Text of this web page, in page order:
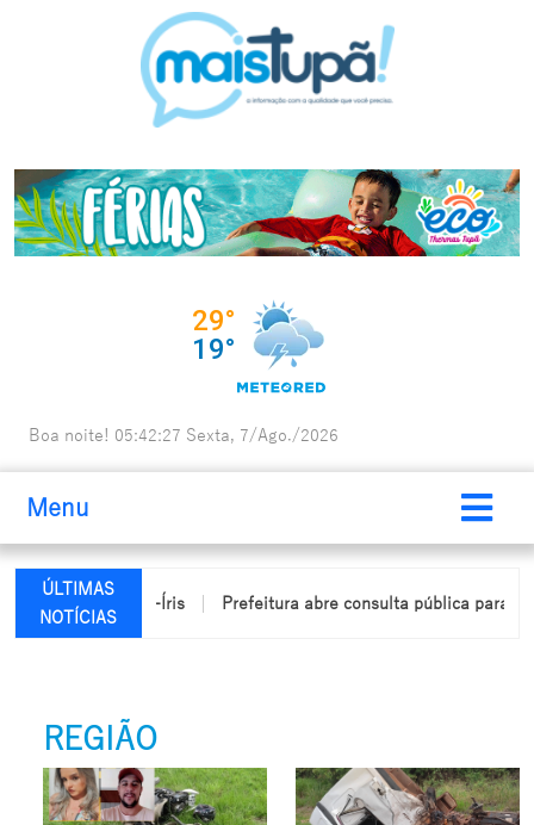
Boa noite! 05:42:29 Sexta, 7/Ago./2026
Menu
ÚLTIMAS
NOTÍCIAS
em Arco-Íris Prefeitura abre consulta pública para
REGIÃO